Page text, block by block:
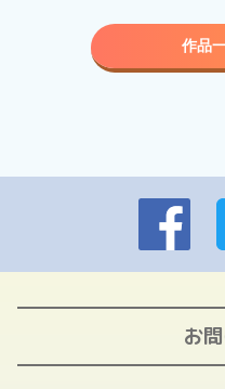
作品
お